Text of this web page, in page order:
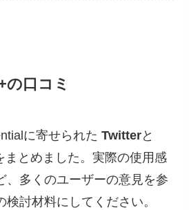
の口コミ
に寄せられたTwitterと
まとめました。実際の使用感
、多くのユーザーの意見を参
討材料にしてください。